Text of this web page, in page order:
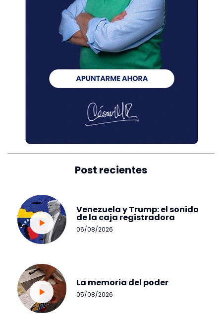
Post recientes
Venezuela y Trump: el sonido
de la caja registradora
06/08/2026
La memoria del poder
05/08/2026